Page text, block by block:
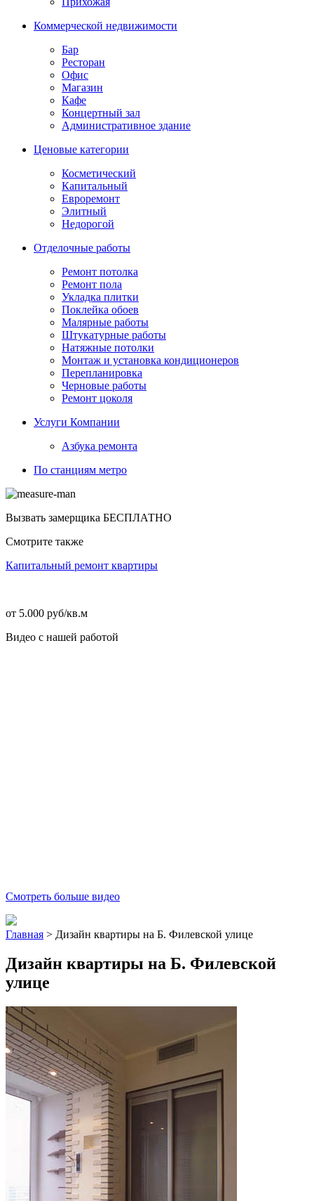
Коммерческой недвижимости
Бар
Ресторан
Офис
Магазин
Кафе
Концертный зал
Административное здание
Ценовые категории
Косметический
Капитальный
Евроремонт
Элитный
Недорогой
Отделочные работы
Ремонт потолка
Ремонт пола
Укладка плитки
Поклейка обоев
Малярные работы
Штукатурные работы
Натяжные потолки
Монтаж и установка кондиционеров
Перепланировка
Черновые работы
Ремонт цоколя
Услуги Компании
Азбука ремонта
По станциям метро
Вызвать замерщика БЕСПЛАТНО
Смотрите также
Капитальный ремонт квартиры
от 5.000 руб/кв.м
Видео с нашей работой
Смотреть больше видео
Главная > Дизайн квартиры на Б. Филевской улице
Дизайн квартиры на Б. Филевской
улице